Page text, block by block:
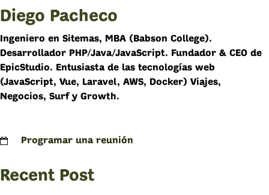
Diego Pacheco
Ingeniero en Sitemas, MBA (Babson College).
Desarrollador PHP/Java/JavaScript. Fundador & CEO de
EpicStudio. Entusiasta de las tecnologías web
(JavaScript, Vue, Laravel, AWS, Docker) Viajes,
Negocios, Surf y Growth.
Programar una reunión
Recent Post